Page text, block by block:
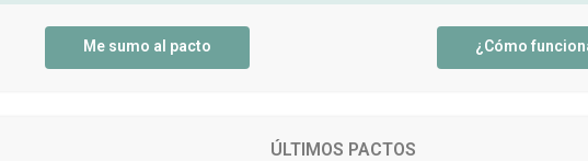
Me sumo al pacto ¿Cómo
ÚLTIMOS PACTOS